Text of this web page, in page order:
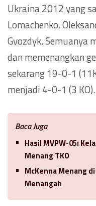
Ukraina 2012 yang
Lomachenko,
Gvozdyk. Semuanya
dan memenangkan
sekarang 19-0-1
menjadi 4-0-1 (3 KO).
Baca Juga
Hasil MVPW-05:
Menang TKO
McKenna Menang
Menangah